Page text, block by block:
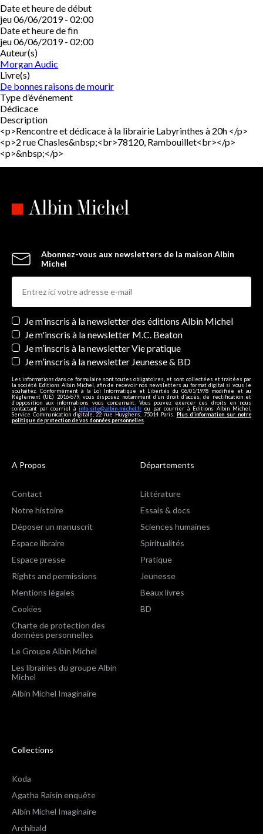
Date et heure de début
jeu 06/06/2019 - 02:00
Date et heure de fin
jeu 06/06/2019 - 02:00
Auteur(s)
Morgan Audic
Livre(s)
De bonnes raisons de mourir
Type d’événement
Dédicace
Description
<p>Rencontre et dédicace à la librairie Labyrinthes à 20h </p>
<p>2 rue Chasles&nbsp;<br>78120, Rambouillet<br></p>
<p>&nbsp;</p>
Abonnez-vous aux newsletters de la maison Albin
Michel
Newsletters
Je m’inscris à la newsletter des éditions Albin Michel
Je m'inscris à la newsletter M.C. Beaton
Je m’inscris à la newsletter Vie pratique
Je m’inscris à la newsletter Jeunesse & BD
Les informations dans ce formulaire sont toutes obligatoires, et sont collectées et traitées par
la société Editions Albin Michel, afin de recevoir nos newsletters au format digital si vous le
souhaitez. Conformément à la Loi Informatique et Libertés du 06/01/1978 modifiée et au
Règlement (UE) 2016/679, vous disposez notamment d'un droit d'accès, de rectification et
d’opposition aux informations vous concernant. Vous pouvez exercer ces droits en nous
contactant par courriel à info-site@albin-michel.fr ou par courrier à Editions Albin Michel,
Service Communication digitale, 22 rue Huyghens, 75014 Paris. Plus d’information sur notre
politique de protection de vos données personnelles
A Propos
Contact
Notre histoire
Déposer un manuscrit
Espace libraire
Espace presse
Rights and permissions
Mentions légales
Cookies
Charte de protection des
données personnelles
Le Groupe Albin Michel
Les librairies du groupe Albin
Michel
Albin Michel Imaginaire
Départements
Littérature
Essais & docs
Sciences humaines
Spiritualités
Pratique
Jeunesse
Beaux livres
BD
Collections
Koda
Agatha Raisin enquête
Albin Michel Imaginaire
Archibald